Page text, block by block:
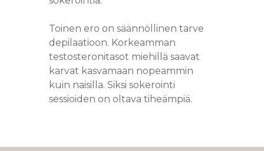
Toinen ero on säännöllinen tarve
depilaatioon. Korkeamman
testosteronitasot miehillä saavat
karvat kasvamaan nopeammin
kuin naisilla. Siksi sokerointi
sessioiden on oltava tiheämpiä.